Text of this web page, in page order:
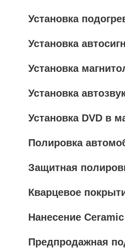
Установка
Установка
Установка
Установка
Установка DVD в
Полировка
Защитная
Кварцевое
Нанесение
Предпродажная